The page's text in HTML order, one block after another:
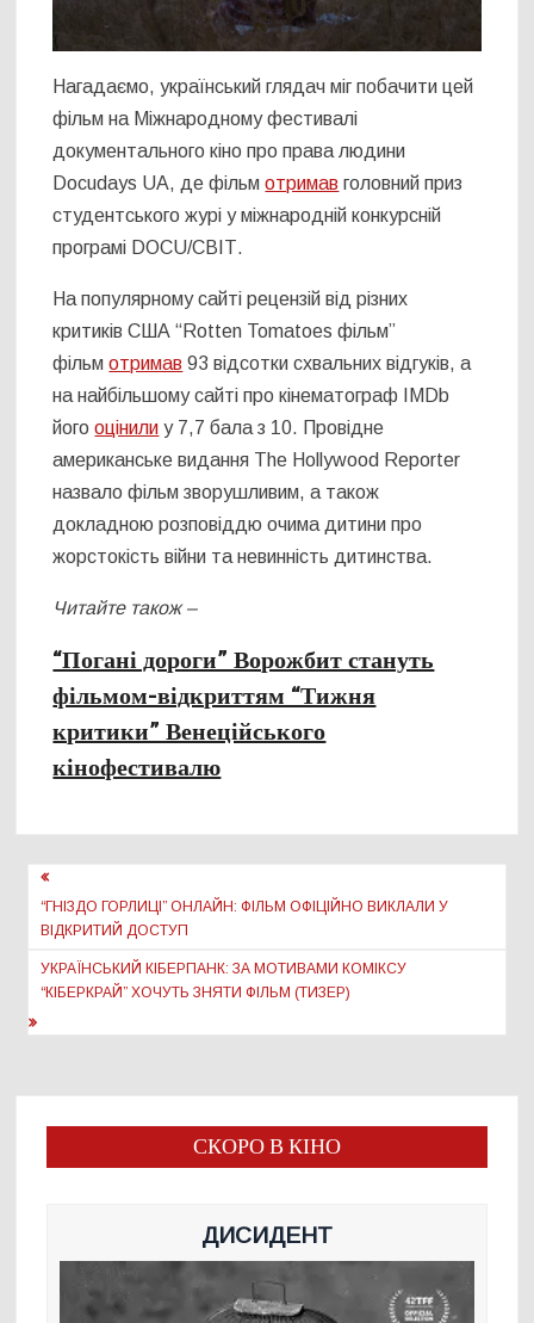
Нагадаємо, український глядач міг побачити цей
фільм на Міжнародному фестивалі
документального кіно про права людини
Docudays UA, де фільмотримав головний приз
студентського журі у міжнародній конкурсній
програмі DOCU/СВІТ.
На популярному сайті рецензій від різних
критиків США “Rotten Tomatoes фільм”
фільмотримав 93 відсотки схвальних відгуків, а
на найбільшому сайті про кінематограф IMDb
йогооцінили у 7,7 бала з 10. Провідне
американське видання The Hollywood Reporter
назвало фільм зворушливим, а також
докладною розповіддю очима дитини про
жорстокість війни та невинність дитинства.
Читайте також –
“Погані дороги” Ворожбит стануть
фільмом-відкриттям “Тижня
критики” Венеційського
кінофестивалю
Навігація
записів
“ГНІЗДО ГОРЛИЦІ” ОНЛАЙН: ФІЛЬМ ОФІЦІЙНО ВИКЛАЛИ У
ВІДКРИТИЙ ДОСТУП
УКРАЇНСЬКИЙ КІБЕРПАНК: ЗА МОТИВАМИ КОМІКСУ
“КІБЕРКРАЙ” ХОЧУТЬ ЗНЯТИ ФІЛЬМ (ТИЗЕР)
СКОРО В КІНО
ДИСИДЕНТ